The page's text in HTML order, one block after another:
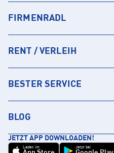
FIRMENRADL
RENT / VERLEIH
BESTER SERVICE
BLOG
JETZT APP DOWNLOADEN!
Laden im Jetzt bei